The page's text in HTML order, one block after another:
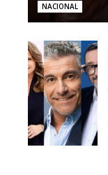
NACIONAL